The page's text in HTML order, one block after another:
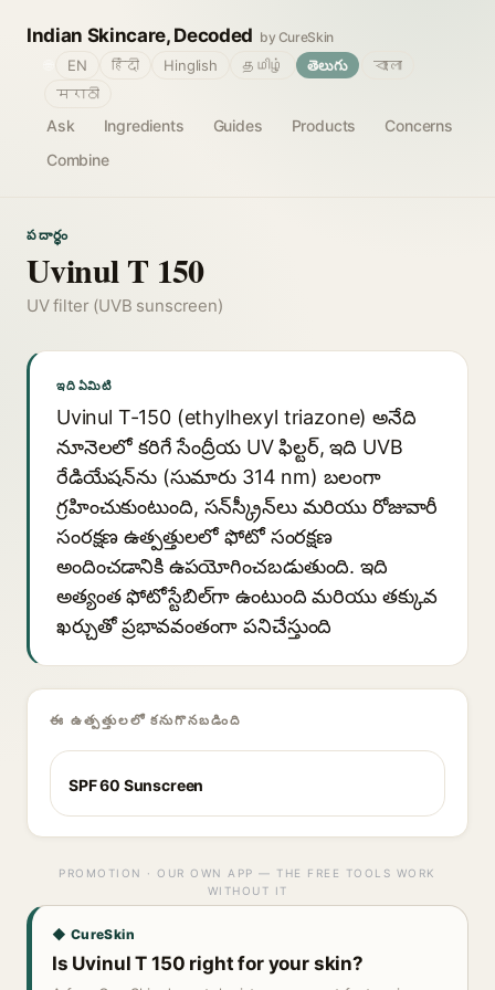
Indian Skincare, Decoded by CureSkin
Ask Ingredients Guides Products
Concerns
Combine
EN हिंदी Hinglish தமிழ் తెలుగు
বাংলা
मराठी
పదార్థం
Uvinul T 150
UV filter (UVB sunscreen)
ఇది ఏమిటి
Uvinul T-150 (ethylhexyl triazone) అనేది
నూనెలలో కరిగే సేంద్రీయ UV ఫిల్టర్, ఇది UVB
రేడియేషన్‌ను (సుమారు 314 nm) బలంగా
గ్రహించుకుంటుంది, సన్‌స్క్రీన్‌లు మరియు రోజువారీ
సంరక్షణ ఉత్పత్తులలో ఫోటో సంరక్షణ
అందించడానికి ఉపయోగించబడుతుంది. ఇది
అత్యంత ఫోటోస్టేబిల్‌గా ఉంటుంది మరియు తక్కువ
ఖర్చుతో ప్రభావవంతంగా పనిచేస్తుంది
ఈ ఉత్పత్తులలో కనుగొనబడింది
SPF 60 Sunscreen
PROMOTION · OUR OWN APP — THE FREE TOOLS WORK
WITHOUT IT
◆ CureSkin
Is Uvinul T 150 right for your skin?